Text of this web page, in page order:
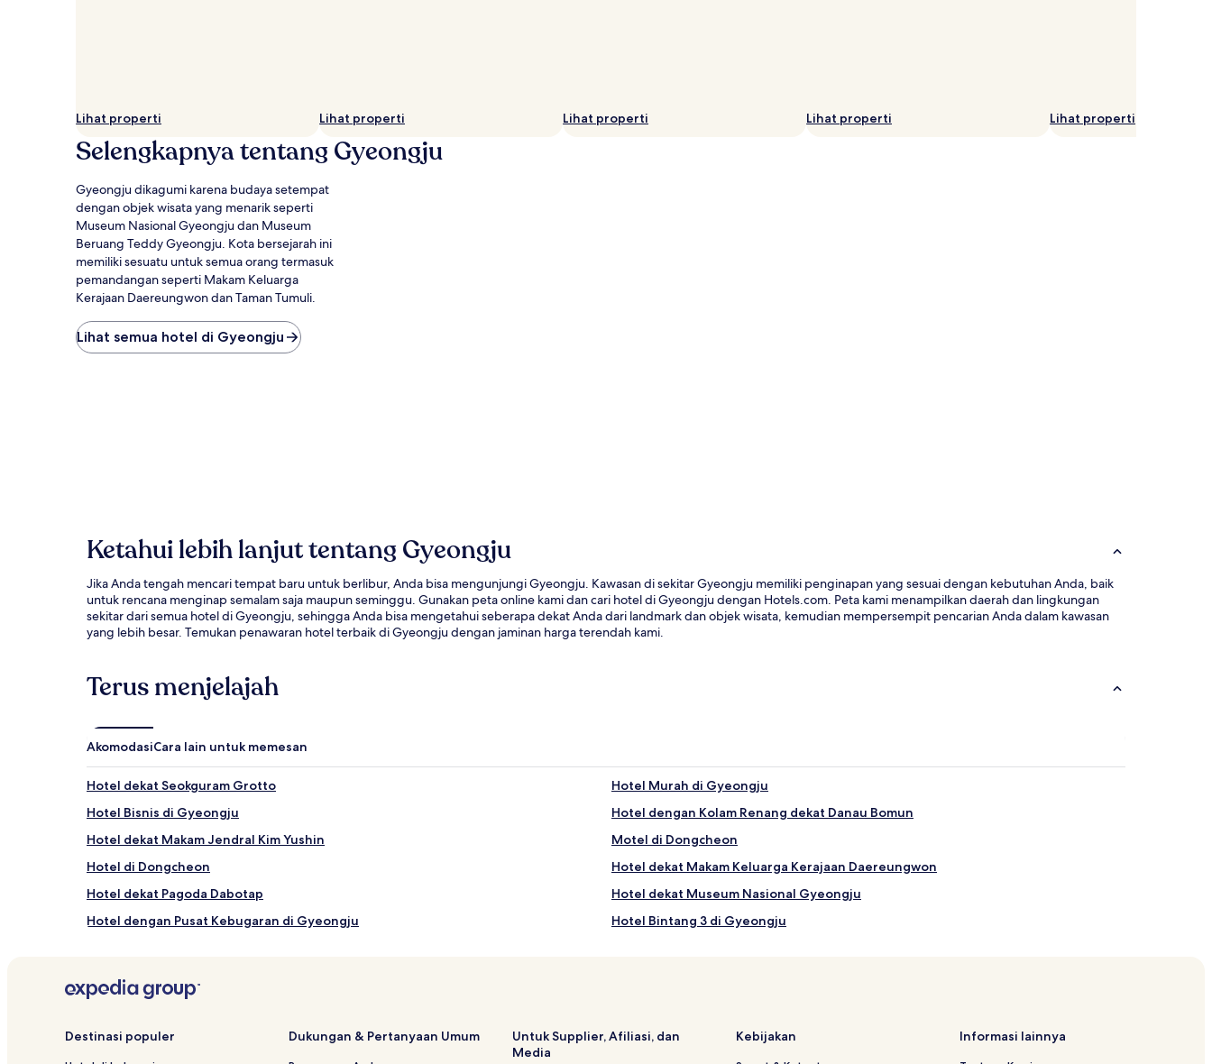
Lihat properti Lihat properti Lihat properti Lihat properti Lihat properti
Selengkapnya tentang Gyeongju
Gyeongju dikagumi karena budaya setempat
dengan objek wisata yang menarik seperti
Museum Nasional Gyeongju dan Museum
Beruang Teddy Gyeongju. Kota bersejarah ini
memiliki sesuatu untuk semua orang termasuk
pemandangan seperti Makam Keluarga
Kerajaan Daereungwon dan Taman Tumuli.
Lihat semua hotel di Gyeongju
Ketahui lebih lanjut tentang Gyeongju
Jika Anda tengah mencari tempat baru untuk berlibur, Anda bisa mengunjungi Gyeongju. Kawasan di sekitar Gyeongju memiliki penginapan yang sesuai dengan kebutuhan Anda, baik
untuk rencana menginap semalam saja maupun seminggu. Gunakan peta online kami dan cari hotel di Gyeongju dengan Hotels.com. Peta kami menampilkan daerah dan lingkungan
sekitar dari semua hotel di Gyeongju, sehingga Anda bisa mengetahui seberapa dekat Anda dari landmark dan objek wisata, kemudian mempersempit pencarian Anda dalam kawasan
yang lebih besar. Temukan penawaran hotel terbaik di Gyeongju dengan jaminan harga terendah kami.
Terus menjelajah
AkomodasiCara lain untuk memesan
Hotel dekat Seokguram Grotto
Hotel Murah di Gyeongju
Hotel Bisnis di Gyeongju
Hotel dengan Kolam Renang dekat Danau Bomun
Hotel dekat Makam Jendral Kim Yushin
Motel di Dongcheon
Hotel di Dongcheon
Hotel dekat Makam Keluarga Kerajaan Daereungwon
Hotel dekat Pagoda Dabotap
Hotel dekat Museum Nasional Gyeongju
Hotel dengan Pusat Kebugaran di Gyeongju
Hotel Bintang 3 di Gyeongju
Hotel dekat Kuil Bunhwangsa
Hotel dekat Sumur Gyeongju Najeong
Hotel dekat Gyeongju Luge World
Destinasi populer Dukungan & Pertanyaan Umum
Untuk Supplier, Afiliasi, dan
Media
Kebijakan Informasi lainnya